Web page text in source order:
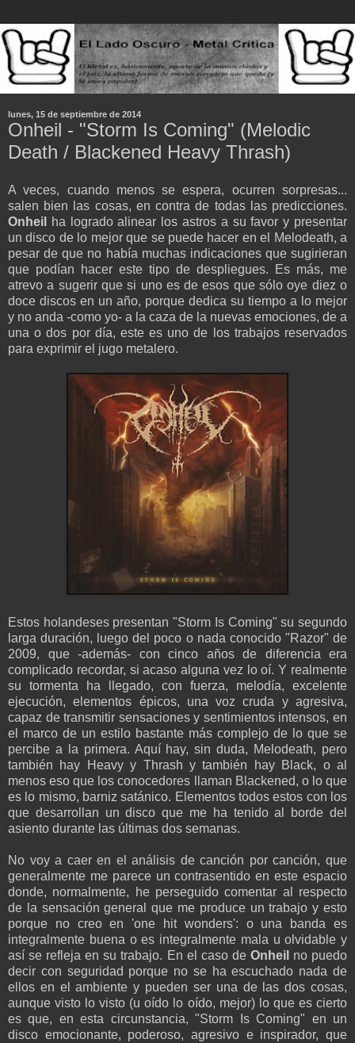
lunes, 15 de septiembre de 2014
Onheil - "Storm Is Coming" (Melodic
Death / Blackened Heavy Thrash)
A veces, cuando menos se espera, ocurren sorpresas...
salen bien las cosas, en contra de todas las predicciones.
Onheil
ha logrado alinear los astros a su favor y presentar
un disco de lo mejor que se puede hacer en el Melodeath, a
pesar de que no había muchas indicaciones que sugirieran
que podían hacer este tipo de despliegues. Es más, me
atrevo a sugerir que si uno es de esos que sólo oye diez o
doce discos en un año, porque dedica su tiempo a lo mejor
y no anda -como yo- a la caza de la nuevas emociones, de a
una o dos por día, este es uno de los trabajos reservados
para exprimir el jugo metalero.
Estos holandeses presentan "Storm Is Coming" su segundo
larga duración, luego del poco o nada conocido "Razor" de
2009, que -además- con cinco años de diferencia era
complicado recordar, si acaso alguna vez lo oí. Y realmente
su tormenta ha llegado, con fuerza, melodía, excelente
ejecución, elementos épicos, una voz cruda y agresiva,
capaz de transmitir sensaciones y sentimientos intensos, en
el marco de un estilo bastante más complejo de lo que se
percibe a la primera. Aquí hay, sin duda, Melodeath, pero
también hay Heavy y Thrash y también hay Black, o al
menos eso que los conocedores llaman Blackened, o lo que
es lo mismo, barniz satánico. Elementos todos estos con los
que desarrollan un disco que me ha tenido al borde del
asiento durante las últimas dos semanas.
No voy a caer en el análisis de canción por canción, que
generalmente me parece un contrasentido en este espacio
donde, normalmente, he perseguido comentar al respecto
de la sensación general que me produce un trabajo y esto
porque no creo en 'one hit wonders': o una banda es
integralmente buena o es integralmente mala u olvidable y
así se refleja en su trabajo. En el caso de Onheil no puedo
decir con seguridad porque no se ha escuchado nada de
ellos en el ambiente y pueden ser una de las dos cosas,
aunque visto lo visto (u oído lo oído, mejor) lo que es cierto
es que, en esta circunstancia, "Storm Is Coming" en un
disco emocionante, poderoso, agresivo e inspirador, que